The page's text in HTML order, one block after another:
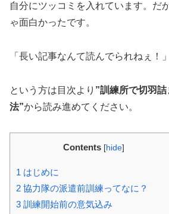
自分にツッコミを入れています。だ
ゃ面白かったです。
「長い記事なんて読んでられねぇ！」
という方は目次より ”訓練所で切羽
法”から読み進めてください。
Contents [hide]
1 はじめに
2 協力隊の派遣前訓練ってなに？
3 訓練開始前の意気込み